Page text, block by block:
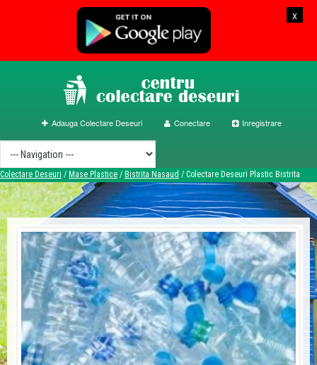
x
Adauga Colectare Deseuri Conectare Inregistrare
Colectare Deseuri / Mase Plastice / Bistrita Nasaud / Colectare Deseuri Plastic Bistrita